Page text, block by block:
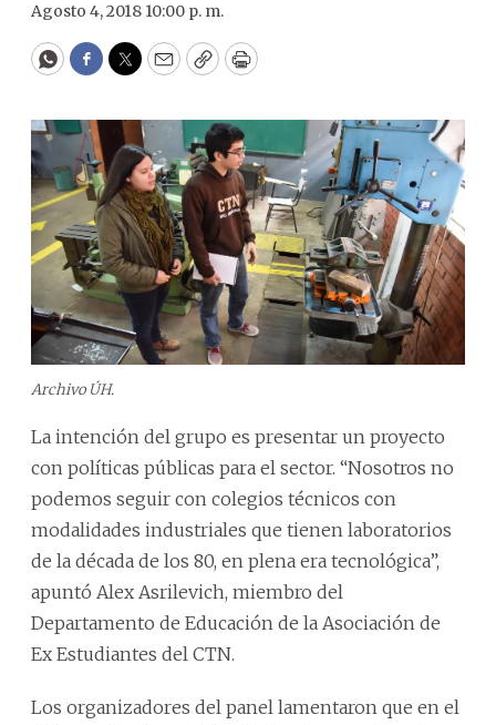
Agosto 4, 2018 10:00 p. m.
WhatsApp
Facebook
Twitter
EmailCopyPrint
Archivo ÚH.
La intención del grupo es presentar un proyecto
con políticas públicas para el sector. “Nosotros no
podemos seguir con colegios técnicos con
modalidades industriales que tienen laboratorios
de la década de los 80, en plena era tecnológica”,
apuntó Alex Asrilevich, miembro del
Departamento de Educación de la Asociación de
Ex Estudiantes del CTN.
Los organizadores del panel lamentaron que en el